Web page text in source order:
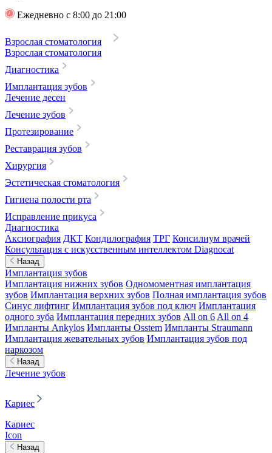
Ежедневно с 8:00 до 21:00
Взрослая стоматология
Взрослая стоматология
Диагностика
Имплантация зубов
Лечение десен
Лечение зубов
Протезирование
Реставрация зубов
Хирургия
Эстетическая стоматология
Гигиена полости рта
Исправление прикуса
Диагностика
Аксиография ДКТ Кондилография ТРГ Консилиум врачей
Консультация с искусственным интеллектом Diagnocat
Назад
Имплантация зубов
Имплантация нижних зубов Одномоментная имплантация
зубов Имплантация верхних зубов Полная имплантация зубов
Синус лифтинг Имплантация зубов под ключ Имплантация
одного зуба Имплантация передних зубов All on 6 All on 4
Импланты Ankylos Импланты Osstem Импланты Straumann
Имплантация жевательных зубов Имплантация зубов под
наркозом
Назад
Лечение зубов
Кариес
Кариес
Icon
Назад